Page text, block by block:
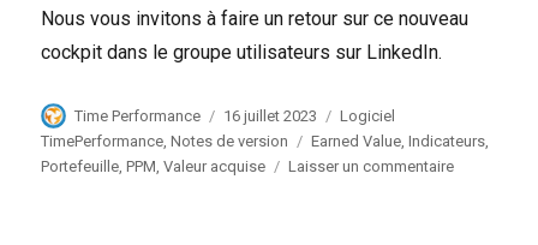
Nous vous invitons à faire un retour sur ce nouveau
cockpit dans le groupe utilisateurs sur LinkedIn.
Auteur
Time Performance
Publié
le
16 juillet 2023 Catégories
Logiciel
TimePerformance ,Notes de version Étiquettes
Earned Value ,Indicateurs
Portefeuille ,PPM ,Valeur acquise Laisser un commentairesur